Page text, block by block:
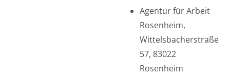
Agentur für Arbeit
Rosenheim,
Wittelsbacherstraße
57, 83022
Rosenheim